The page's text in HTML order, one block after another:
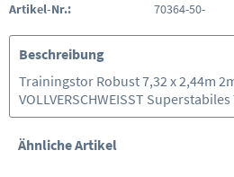
Artikel-Nr.: 70364-50-
Beschreibung
Trainingstor Robust 7,32 x 2,44m
VOLLVERSCHWEISST
Ähnliche Artikel